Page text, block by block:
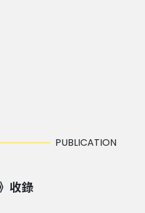
PUBLICATION
收錄